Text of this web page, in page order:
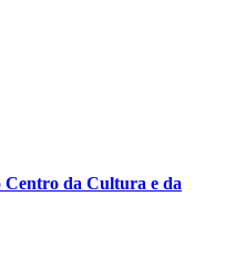
Centro da Cultura e da